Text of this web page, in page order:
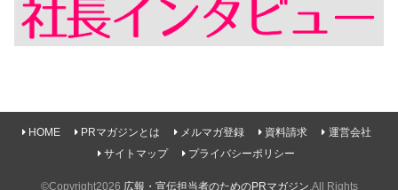
HOME PRマガジンとは メルマガ登録 資料請求
運営会社
サイトマップ
プライバシーポリシー
©Copyright2026 広報・宣伝担当者のためのPRマガジン .All Rights